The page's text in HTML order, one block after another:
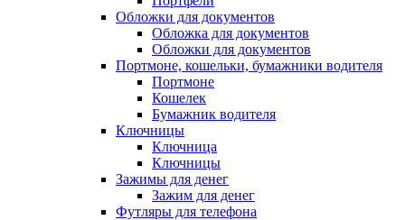
Обложки для документов
Обложка для документов
Обложки для документов
Портмоне, кошельки, бумажники водителя
Портмоне
Кошелек
Бумажник водителя
Ключницы
Ключница
Ключницы
Зажимы для денег
Зажим для денег
Футляры для телефона